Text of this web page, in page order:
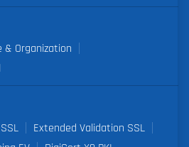
& Organization
Extended Validation SSL